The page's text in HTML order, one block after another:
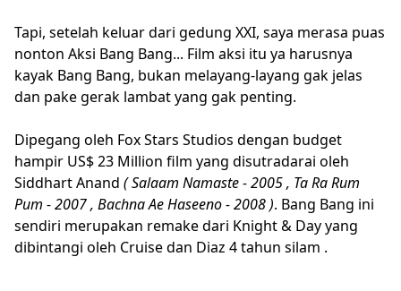
Tapi, setelah keluar dari gedung XXI, saya merasa puas
nonton Aksi Bang Bang... Film aksi itu ya harusnya
kayak Bang Bang, bukan melayang-layang gak jelas
dan pake gerak lambat yang gak penting.
Dipegang oleh Fox Stars Studios dengan budget
hampir US$ 23 Million film yang disutradarai oleh
Siddhart Anand ( Salaam Namaste - 2005 , Ta Ra Rum
Pum - 2007 , Bachna Ae Haseeno - 2008 ). Bang Bang ini
sendiri merupakan remake dari Knight & Day yang
dibintangi oleh Cruise dan Diaz 4 tahun silam .